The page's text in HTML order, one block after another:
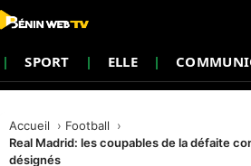
SPORT ELLE
Accueil
Football
Real Madrid: les coupables de la défaite
désignés